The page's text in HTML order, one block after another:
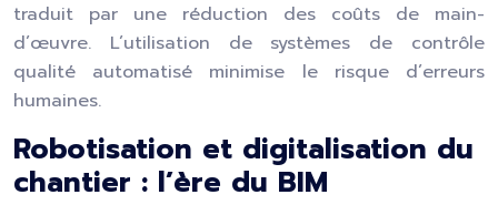
traduit par une réduction des coûts de main-
d’œuvre. L’utilisation de systèmes de contrôle
qualité automatisé minimise le risque d’erreurs
humaines.
Robotisation et digitalisation du
chantier : l’ère du BIM